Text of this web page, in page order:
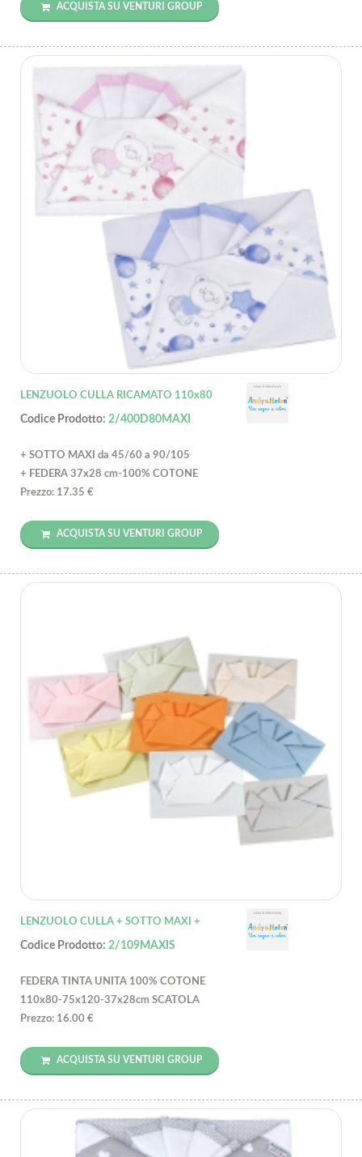
ACQUISTA SU VENTURI GROUP
LENZUOLO CULLA RICAMATO 110x80
Codice Prodotto: 2/400D80MAXI
+ SOTTO MAXI da 45/60 a 90/105
+ FEDERA 37x28 cm-100% COTONE
Prezzo: 17.35 €
ACQUISTA SU VENTURI GROUP
LENZUOLO CULLA + SOTTO MAXI +
Codice Prodotto: 2/109MAXIS
FEDERA TINTA UNITA 100% COTONE
110x80-75x120-37x28cm SCATOLA
Prezzo: 16.00 €
ACQUISTA SU VENTURI GROUP